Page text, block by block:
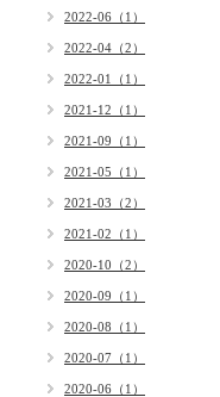
2022-06（1）
2022-04（2）
2022-01（1）
2021-12（1）
2021-09（1）
2021-05（1）
2021-03（2）
2021-02（1）
2020-10（2）
2020-09（1）
2020-08（1）
2020-07（1）
2020-06（1）